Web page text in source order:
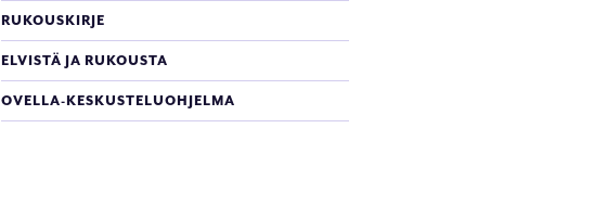
RUKOUSKIRJE
ELVISTÄ JA RUKOUSTA
OVELLA-KESKUSTELUOHJELMA